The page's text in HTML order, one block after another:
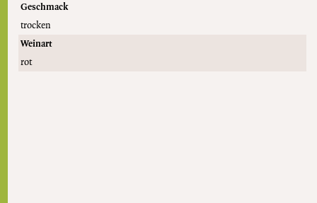
Geschmack
trocken
Weinart
rot